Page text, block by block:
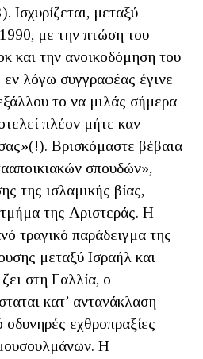
Ισχυρίζεται, μεταξύ
με την πτώση του
και την ανοικοδόμηση του
λόγω συγγραφέας έγινε
το να μιλάς σήμερα
πλέον μήτε καν
Βρισκόμαστε βέβαια
σπουδών»,
της ισλαμικής βίας,
της Αριστεράς. Η
τραγικό παράδειγμα της
μεταξύ Ισραήλ και
στη Γαλλία, ο
κατ’ αντανάκλαση
εχθροπραξίες
Η